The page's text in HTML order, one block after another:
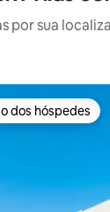
por sua
dos hóspedes
dos hóspedes